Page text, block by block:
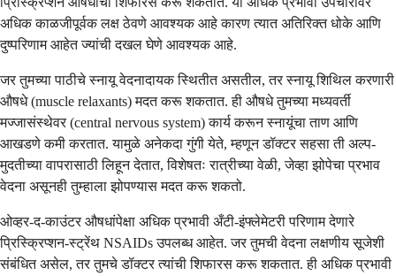
अधिक काळजीपूर्वक लक्ष ठेवणे आवश्यक आहे कारण त्यात अतिरिक्त धोके आणि
दुष्परिणाम आहेत ज्यांची दखल घेणे आवश्यक आहे.
जर तुमच्या पाठीचे स्नायू वेदनादायक स्थितीत असतील, तर स्नायू शिथिल करणारी
औषधे (muscle relaxants) मदत करू शकतात. ही औषधे तुमच्या मध्यवर्ती
मज्जासंस्थेवर (central nervous system) कार्य करून स्नायूंचा ताण आणि
आखडणे कमी करतात. यामुळे अनेकदा गुंगी येते, म्हणून डॉक्टर सहसा ती अल्प-
मुदतीच्या वापरासाठी लिहून देतात, विशेषतः रात्रीच्या वेळी, जेव्हा झोपेचा प्रभाव
वेदना असूनही तुम्हाला झोपण्यास मदत करू शकतो.
ओव्हर-द-काउंटर औषधांपेक्षा अधिक प्रभावी अँटी-इंफ्लेमेटरी परिणाम देणारे
प्रिस्क्रिप्शन-स्ट्रेंथ NSAIDs उपलब्ध आहेत. जर तुमची वेदना लक्षणीय सूजेशी
संबंधित असेल, तर तुमचे डॉक्टर त्यांची शिफारस करू शकतात. ही अधिक प्रभावी